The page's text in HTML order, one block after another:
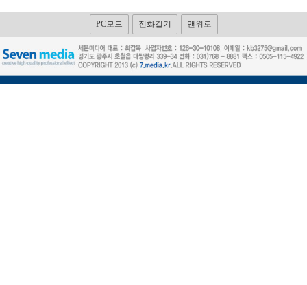
PC모드 전화걸기 맨위로